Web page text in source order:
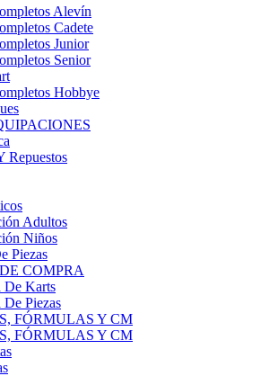
Alevín
Cadete
Junior
Senior
Hobbye
Repuestos
Adultos
Niños
Piezas
COMPRA
De Karts
De Piezas
FÓRMULAS Y CM
FÓRMULAS Y CM